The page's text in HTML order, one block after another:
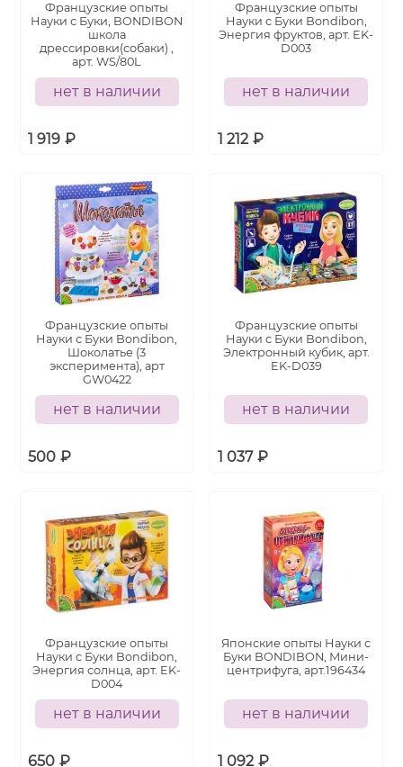
Французские опыты
Науки с Буки, BONDIBON
школа
дрессировки(собаки) ,
арт. WS/80L
нет в наличии
1 919 ₽
Французские опыты
Науки с Буки Bondibon,
Энергия фруктов, арт. EK-
D003
нет в наличии
1 212 ₽
Французские опыты
Науки с Буки Bondibon,
Шоколатье (3
эксперимента), арт
GW0422
нет в наличии
500 ₽
Французские опыты
Науки с Буки Bondibon,
Электронный кубик, арт.
EK-D039
нет в наличии
1 037 ₽
Французские опыты
Науки с Буки Bondibon,
Энергия солнца, арт. EK-
D004
нет в наличии
650 ₽
Японские опыты Науки с
Буки BONDIBON, Мини-
центрифуга, арт.196434
нет в наличии
1 092 ₽